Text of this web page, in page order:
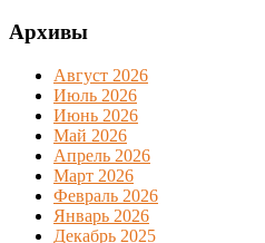
Архивы
Август 2026
Июль 2026
Июнь 2026
Май 2026
Апрель 2026
Март 2026
Февраль 2026
Январь 2026
Декабрь 2025